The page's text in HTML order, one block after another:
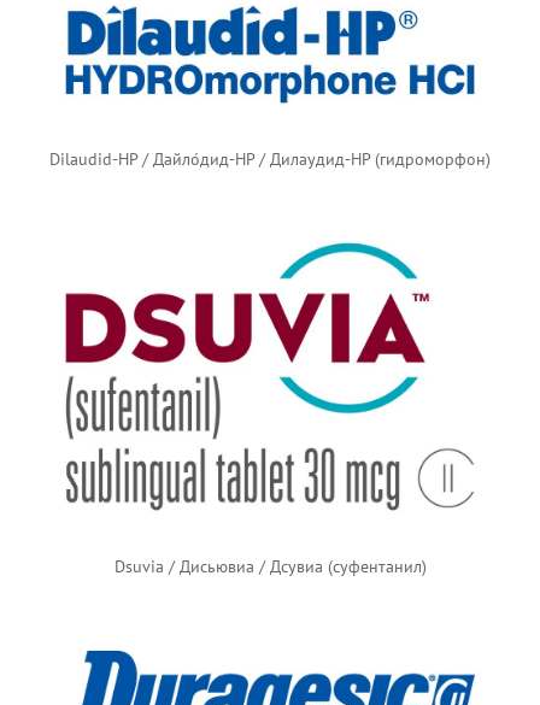
Dilaudid-HP / Дайло́дид-HP / Дилаудид-HP (гидроморфон)
Dsuvia / Дисьювиа / Дсувиа (суфентанил)